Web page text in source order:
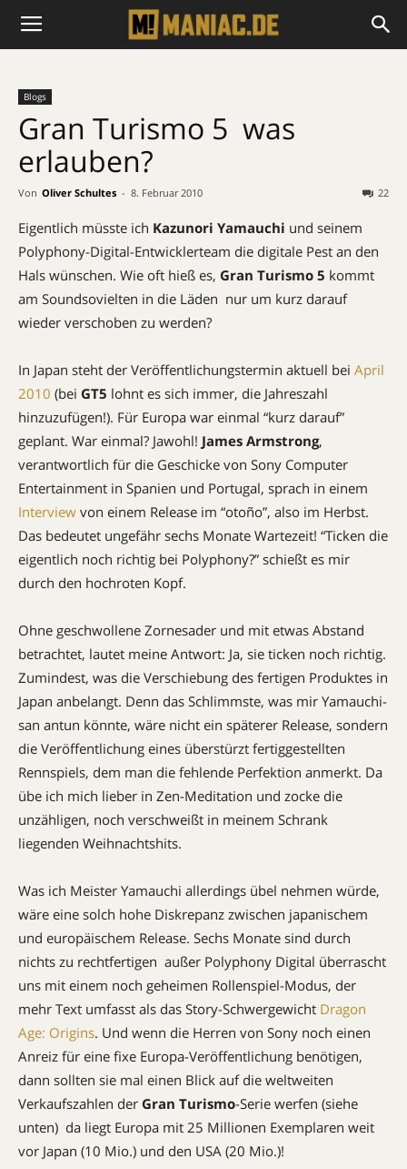
Blogs
Gran Turismo 5  was
erlauben?
Von Oliver Schultes - 8. Februar 2010 22
Eigentlich müsste ich Kazunori Yamauchi und seinem
Polyphony-Digital-Entwicklerteam die digitale Pest an den
Hals wünschen. Wie oft hieß es, Gran Turismo 5 kommt
am Soundsovielten in die Läden  nur um kurz darauf
wieder verschoben zu werden?
In Japan steht der Veröffentlichungstermin aktuell bei April
2010 (bei GT5 lohnt es sich immer, die Jahreszahl
hinzuzufügen!). Für Europa war einmal “kurz darauf”
geplant. War einmal? Jawohl! James Armstrong,
verantwortlich für die Geschicke von Sony Computer
Entertainment in Spanien und Portugal, sprach in einem
Interview von einem Release im “otoño”, also im Herbst.
Das bedeutet ungefähr sechs Monate Wartezeit! “Ticken die
eigentlich noch richtig bei Polyphony?” schießt es mir
durch den hochroten Kopf.
Ohne geschwollene Zornesader und mit etwas Abstand
betrachtet, lautet meine Antwort: Ja, sie ticken noch richtig.
Zumindest, was die Verschiebung des fertigen Produktes in
Japan anbelangt. Denn das Schlimmste, was mir Yamauchi-
san antun könnte, wäre nicht ein späterer Release, sondern
die Veröffentlichung eines überstürzt fertiggestellten
Rennspiels, dem man die fehlende Perfektion anmerkt. Da
übe ich mich lieber in Zen-Meditation und zocke die
unzähligen, noch verschweißt in meinem Schrank
liegenden Weihnachtshits.
Was ich Meister Yamauchi allerdings übel nehmen würde,
wäre eine solch hohe Diskrepanz zwischen japanischem
und europäischem Release. Sechs Monate sind durch
nichts zu rechtfertigen  außer Polyphony Digital überrascht
uns mit einem noch geheimen Rollenspiel-Modus, der
mehr Text umfasst als das Story-Schwergewicht Dragon
Age: Origins. Und wenn die Herren von Sony noch einen
Anreiz für eine fixe Europa-Veröffentlichung benötigen,
dann sollten sie mal einen Blick auf die weltweiten
Verkaufszahlen der Gran Turismo-Serie werfen (siehe
unten)  da liegt Europa mit 25 Millionen Exemplaren weit
vor Japan (10 Mio.) und den USA (20 Mio.)!